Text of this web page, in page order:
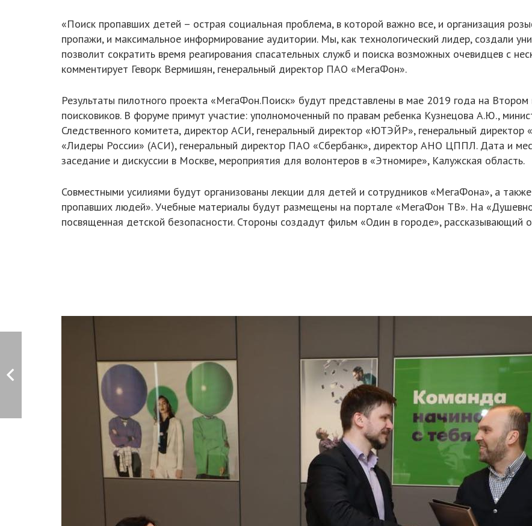
«Поиск пропавших детей – острая социальная проблема, в которой важно все, и организация
пропажи, и максимальное информирование аудитории. Мы, как технологический лидер, создали
позволит сократить время реагирования спасательных служб и поиска возможных очевидцев с
комментирует Геворк Вермишян, генеральный директор ПАО «МегаФон».
Результаты пилотного проекта «МегаФон.Поиск» будут представлены в мае 2019 года на
поисковиков. В форуме примут участие: уполномоченный по правам ребенка Кузнецова А.Ю.,
Следственного комитета, директор АСИ, генеральный директор «ЮТЭЙР», генеральный директор
«Лидеры России» (АСИ), генеральный директор ПАО «Сбербанк», директор АНО ЦППЛ. Дата и
заседание и дискуссии в Москве, мероприятия для волонтеров в «Этномире», Калужская область.
Совместными усилиями будут организованы лекции для детей и сотрудников «МегаФона», а
пропавших людей». Учебные материалы будут размещены на портале «МегаФон ТВ». На
посвященная детской безопасности. Стороны создадут фильм «Один в городе», рассказывающий